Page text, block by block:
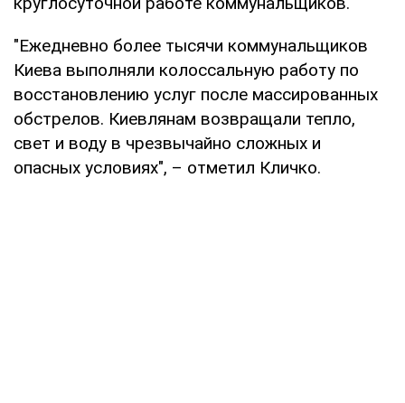
"Ежедневно более тысячи коммунальщиков
Киева выполняли колоссальную работу по
восстановлению услуг после массированных
обстрелов. Киевлянам возвращали тепло,
свет и воду в чрезвычайно сложных и
опасных условиях", – отметил Кличко.